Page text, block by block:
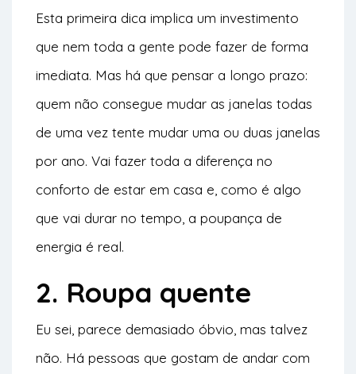
Esta primeira dica implica um investimento
que nem toda a gente pode fazer de forma
imediata. Mas há que pensar a longo prazo:
quem não consegue mudar as janelas todas
de uma vez tente mudar uma ou duas janelas
por ano. Vai fazer toda a diferença no
conforto de estar em casa e, como é algo
que vai durar no tempo, a poupança de
energia é real.
2. Roupa quente
Eu sei, parece demasiado óbvio, mas talvez
não. Há pessoas que gostam de andar com